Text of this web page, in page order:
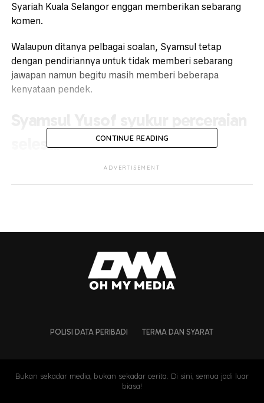
Syariah Kuala Selangor enggan memberikan sebarang
komen.
Walaupun ditanya pelbagai soalan, Syamsul tetap
dengan pendiriannya untuk tidak memberi sebarang
jawapan namun begitu masih memberi beberapa
kenyataan pendek.
selesai
CONTINUE READING
ADVERTISEMENT
POLISI DATA PERIBADI TERMA DAN SYARAT
Bukan sekadar media, bukan sekadar cerita. Di sini, semua jadi luar
biasa!